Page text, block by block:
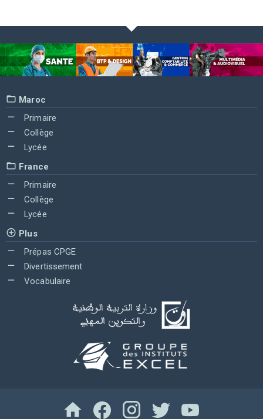
Maroc
Primaire
Collège
Lycée
France
Primaire
Collège
Lycée
Plus
Prépas CPGE
Divertissement
Vocabulaire